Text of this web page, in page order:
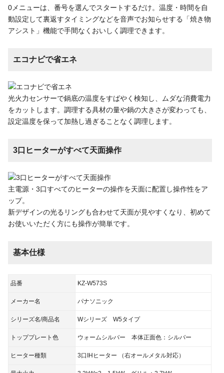
0メニューは、番号を選んでスタートするだけ。温度・時間を自
動設定して裏返すタイミングなどを音声でお知らせする「焼き物
アシスト」機能で手間なくおいしく調理できます。
エコナビで省エネ
光火力センサーで鍋底の温度をすばやく検知し、ムダな消費電力
をカットします。調理する具材の量や鍋の大きさが変わっても、
設定温度を保って加熱し過ぎることなく調理します。
3口ヒーターがすべて天面操作
主電源・3口すべてのヒーターの操作を天面に配置し操作性をア
ップ。
新デザインの光るリングも合わせて天面が見やすくなり、初めて
お使いいただく方にも操作が簡単です。
基本仕様
品番 KZ-W573S
メーカー名 パナソニック
シリーズ名/商品名 Wシリーズ W5タイプ
トッププレート色 ウォームシルバー 本体正面色：シルバー
ヒーター種類 3口IHヒーター （右オールメタル対応）